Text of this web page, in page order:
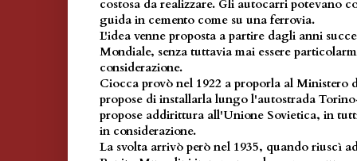
costosa da realizzare. Gli autocarri potevano
guida in cemento come su una ferrovia.
L'idea venne proposta a partire dagli anni
Mondiale, senza tuttavia mai essere
considerazione.
Ciocca provò nel 1922 a proporla al Ministero
propose di installarla lungo l'autostrada
propose addirittura all'Unione Sovietica, in tutti
in considerazione.
La svolta arrivò però nel 1935, quando riuscì